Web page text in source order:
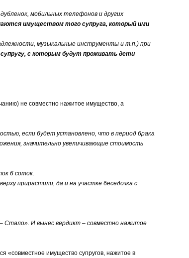
мобильных телефонов и других
имуществом того супруга, который ими
музыкальные инструменты и т.п.) при
супругу, с которым будут проживать дети
не совместно нажитое имущество, а
если будет установлено, что в период брака
значительно увеличивающие стоимость
6 соток.
прирастили, да и на участке беседочка с
Стало». И вынес вердикт – совместно нажитое
имущество супругов, нажитое в